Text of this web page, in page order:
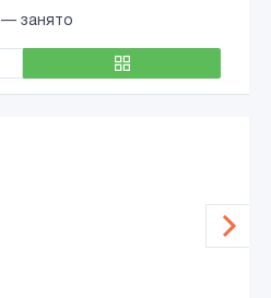
— занято